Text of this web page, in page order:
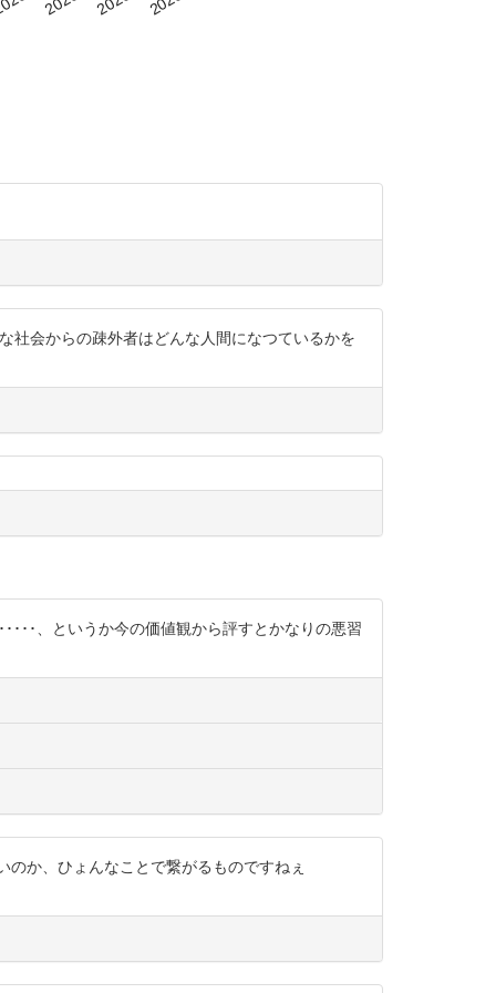
社会からの疎外者はどんな人間になつているかを
･･、というか今の価値観から評すとかなりの悪習
か、ひょんなことで繋がるものですねぇ